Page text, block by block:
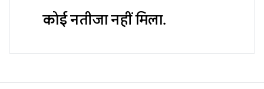
कोई नतीजा नहीं मिला.